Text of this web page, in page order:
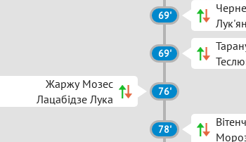
69'
69'
Жаржу Мозес
Лацабідзе Лука
76'
78'